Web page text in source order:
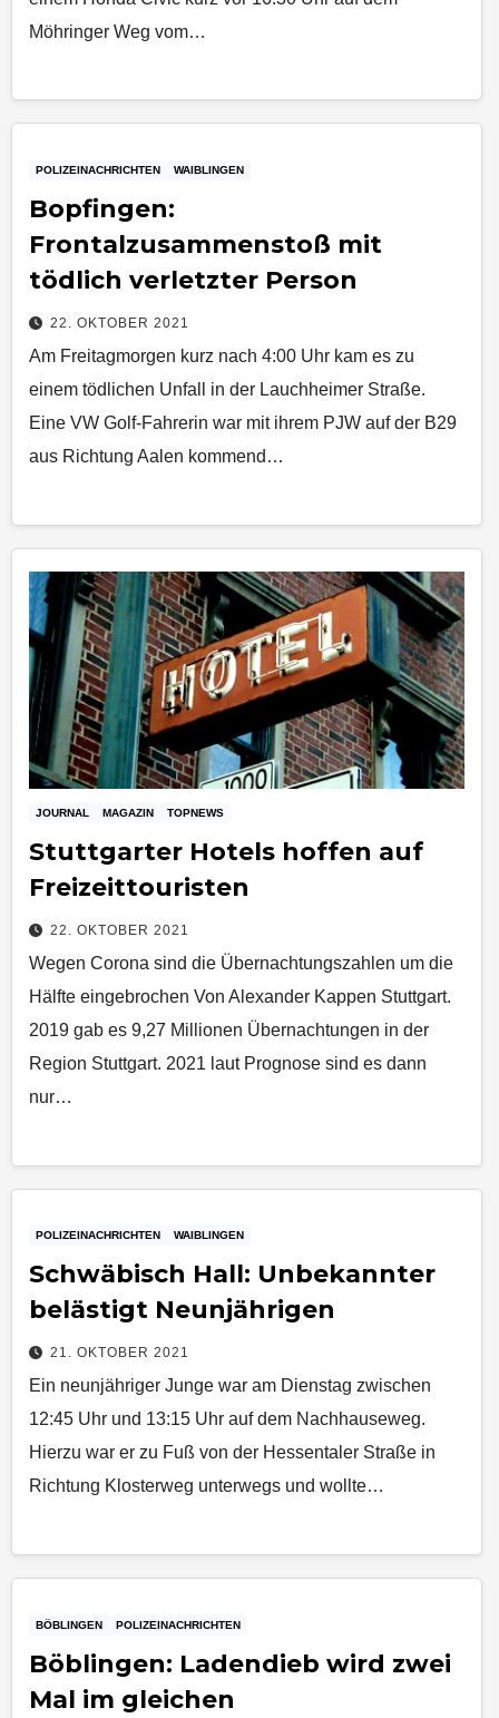
Möhringer Weg vom…
POLIZEINACHRICHTEN WAIBLINGEN
Bopfingen:
Frontalzusammenstoß mit
tödlich verletzter Person
22. OKTOBER 2021
Am Freitagmorgen kurz nach 4:00 Uhr kam es zu
einem tödlichen Unfall in der Lauchheimer Straße.
Eine VW Golf-Fahrerin war mit ihrem PJW auf der B29
aus Richtung Aalen kommend…
JOURNAL MAGAZIN TOPNEWS
Stuttgarter Hotels hoffen auf
Freizeittouristen
22. OKTOBER 2021
Wegen Corona sind die Übernachtungszahlen um die
Hälfte eingebrochen Von Alexander Kappen Stuttgart.
2019 gab es 9,27 Millionen Übernachtungen in der
Region Stuttgart. 2021 laut Prognose sind es dann
nur…
POLIZEINACHRICHTEN WAIBLINGEN
Schwäbisch Hall: Unbekannter
belästigt Neunjährigen
21. OKTOBER 2021
Ein neunjähriger Junge war am Dienstag zwischen
12:45 Uhr und 13:15 Uhr auf dem Nachhauseweg.
Hierzu war er zu Fuß von der Hessentaler Straße in
Richtung Klosterweg unterwegs und wollte…
BÖBLINGEN POLIZEINACHRICHTEN
Böblingen: Ladendieb wird zwei
Mal im gleichen